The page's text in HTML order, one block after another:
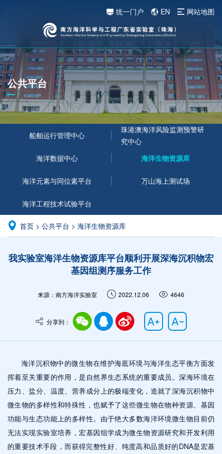
统一门户 EN 网站地图
公共平台
船舶运行管理中心
珠港澳海洋风险监测预警研
究中心
海洋数据中心
海洋生物资源库
海洋元素与同位素平台 万山海上测试场
海洋工程技术试验平台
首页 > 公共平台 > 海洋生物资源库
我实验室海洋生物资源库平台顺利开展深海沉积物宏
基因组测序服务工作
来源：南方海洋实验室 2022.12.06 4646
分享到：
海洋沉积物中的微生物在维护海底环境与海洋生态平衡方面发
挥着至关重要的作用，是自然界生态系统的重要成员。深海环境在
压力、盐分、温度、营养成分上的极端变化，造就了深海沉积物中
微生物的多样性和特殊性，也赋予了这些微生物在物种资源、基因
功能与生态功能上的多样性。由于绝大多数海洋环境微生物目前仍
无法实现实验室培养，宏基因组学成为微生物资源研究和开发利用
的重要技术手段，而获得完整性好、纯度高和品质好的DNA是宏基